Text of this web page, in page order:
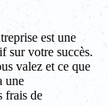
est une
sur votre succès.
valez et ce que
une
frais de